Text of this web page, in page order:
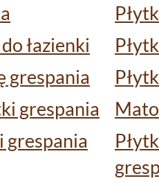
łazienki
grespania
grespania
grespania